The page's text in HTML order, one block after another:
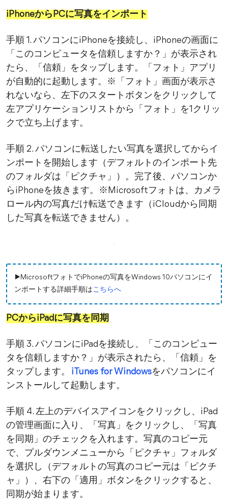
iPhoneからPCに写真をインポート
手順 1. パソコンにiPhoneを接続し、iPhoneの画面に
「このコンピュータを信頼しますか？」が表示され
たら、「信頼」をタップします。「フォト」アプリ
が自動的に起動します。※「フォト」画面が表示さ
れないなら、左下のスタートボタンをクリックして
左アプリケーションリストから「フォト」を1クリッ
クで立ち上げます。
手順 2. パソコンに転送したい写真を選択してからイ
ンポートを開始します（デフォルトのインポート先
のフォルダは「ピクチャ」）。完了後、パソコンか
らiPhoneを抜きます。※Microsoftフォトは、カメラ
ロール内の写真だけ転送できます（iCloudから同期
した写真を転送できません）。
▶MicrosoftフォトでiPhoneの写真をWindows 10パソコンにイ
ンポートする詳細手順はこちらへ
PCからiPadに写真を同期
手順 3. パソコンにiPadを接続し、「このコンピュー
タを信頼しますか？」が表示されたら、「信頼」を
タップします。
iTunes for Windowsをパソコンにイ
ンストールして起動します。
手順 4. 左上のデバイスアイコンをクリックし、iPad
の管理画面に入り、「写真」をクリックし、「写真
を同期」のチェックを入れます。写真のコピー元
で、プルダウンメニューから「ピクチャ」フォルダ
を選択し（デフォルトの写真のコピー元は「ピクチ
ャ」）、右下の「適用」ボタンをクリックすると、
同期が始まります。